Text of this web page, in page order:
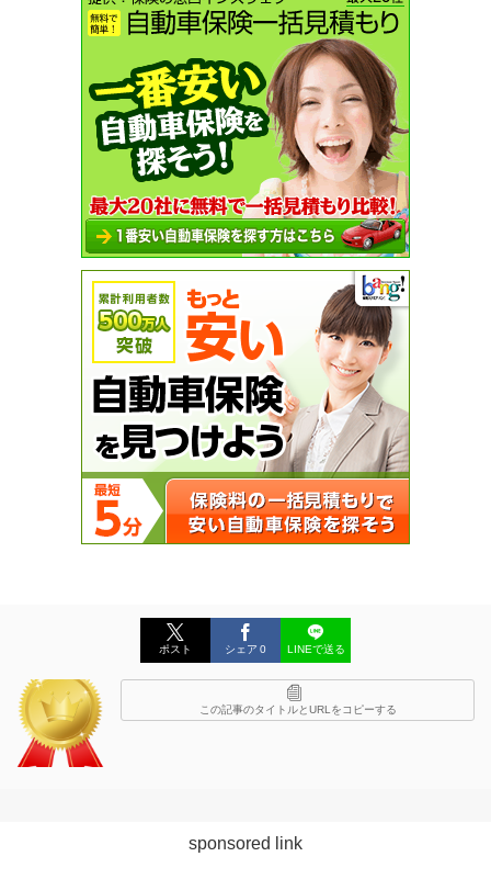
ポスト シェア 0 LINEで送る
この記事のタイトルとURLをコピーする
sponsored link